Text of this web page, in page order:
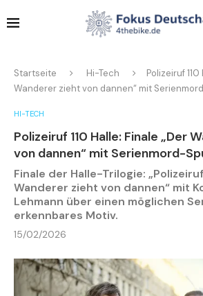
Startseite Hi-Tech
Polizeiruf
Wanderer zieht von dannen“ mit
HI-TECH
Polizeiruf 110 Halle: Finale „Der
von dannen“ mit Serienmord-
Finale der Halle-Trilogie:
Wanderer zieht von dannen“ mit
Lehmann über einen möglichen
erkennbares Motiv.
15/02/2026